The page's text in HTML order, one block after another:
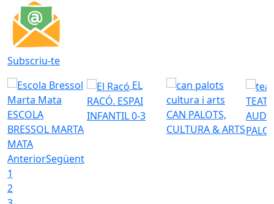
Subscriu-te
ESCOLA
BRESSOL MARTA
MATA
EL
RACÓ. ESPAI
INFANTIL 0-3
CAN PALOTS,
CULTURA & ARTS
AnteriorSegüent
1
2